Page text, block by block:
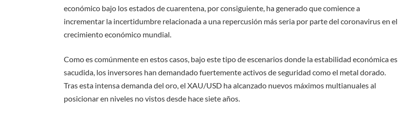
económico bajo los estados de cuarentena, por consiguiente, ha generado que comience a
incrementar la incertidumbre relacionada a una repercusión más seria por parte del coronavirus en el
crecimiento económico mundial.
Como es comúnmente en estos casos, bajo este tipo de escenarios donde la estabilidad económica es
sacudida, los inversores han demandado fuertemente activos de seguridad como el metal dorado.
Tras esta intensa demanda del oro, el XAU/USD ha alcanzado nuevos máximos multianuales al
posicionar en niveles no vistos desde hace siete años.